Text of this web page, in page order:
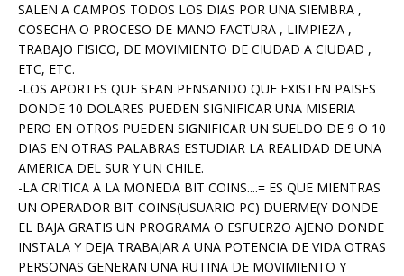
SALEN A CAMPOS TODOS LOS DIAS POR UNA SIEMBRA ,
COSECHA O PROCESO DE MANO FACTURA , LIMPIEZA ,
TRABAJO FISICO, DE MOVIMIENTO DE CIUDAD A CIUDAD ,
ETC, ETC.
-LOS APORTES QUE SEAN PENSANDO QUE EXISTEN PAISES
DONDE 10 DOLARES PUEDEN SIGNIFICAR UNA MISERIA
PERO EN OTROS PUEDEN SIGNIFICAR UN SUELDO DE 9 O 10
DIAS EN OTRAS PALABRAS ESTUDIAR LA REALIDAD DE UNA
AMERICA DEL SUR Y UN CHILE.
-LA CRITICA A LA MONEDA BIT COINS....= ES QUE MIENTRAS
UN OPERADOR BIT COINS(USUARIO PC) DUERME(Y DONDE
EL BAJA GRATIS UN PROGRAMA O ESFUERZO AJENO DONDE
INSTALA Y DEJA TRABAJAR A UNA POTENCIA DE VIDA OTRAS
PERSONAS GENERAN UNA RUTINA DE MOVIMIENTO Y